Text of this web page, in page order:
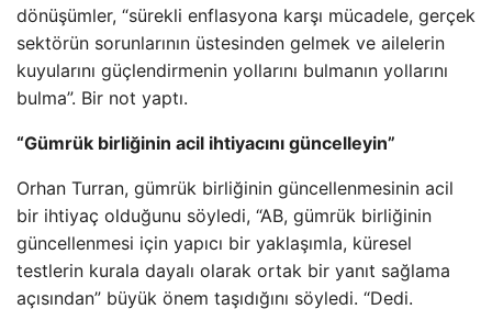
dönüşümler, “sürekli enflasyona karşı mücadele, gerçek
sektörün sorunlarının üstesinden gelmek ve ailelerin
kuyularını güçlendirmenin yollarını bulmanın yollarını
bulma”. Bir not yaptı.
“Gümrük birliğinin acil ihtiyacını güncelleyin”
Orhan Turran, gümrük birliğinin güncellenmesinin acil
bir ihtiyaç olduğunu söyledi, “AB, gümrük birliğinin
güncellenmesi için yapıcı bir yaklaşımla, küresel
testlerin kurala dayalı olarak ortak bir yanıt sağlama
açısından” büyük önem taşıdığını söyledi. “Dedi.